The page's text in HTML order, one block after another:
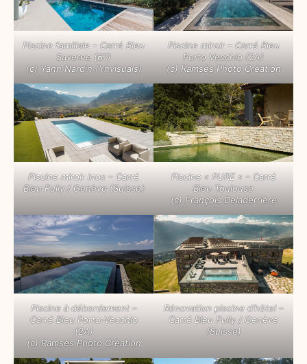
Piscine familiale – Carré Bleu
Saverne (67)
(c) Yann Nardin (Ynvisuals)
Piscine miroir – Carré Bleu
Porto Vecchio (2A)
(c) Ramsès Photo Création
Piscine miroir inox – Carré
Bleu Fully / Genève (Suisse)
Piscine « PURE » – Carré
Bleu Toulouse
(c) François Deladerrière
Piscine à débordement –
Carré Bleu Porto-Vecchio
(2A)
(c) Ramsès Photo Création
Rénovation piscine d’hôtel –
Carré Bleu Fully / Genève
(Suisse)